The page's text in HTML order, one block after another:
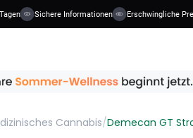
Sichere Informationen Erschwingliche
Cannabis/Demecan GT